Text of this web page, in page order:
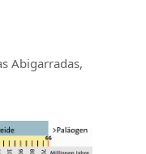
Abigarradas,